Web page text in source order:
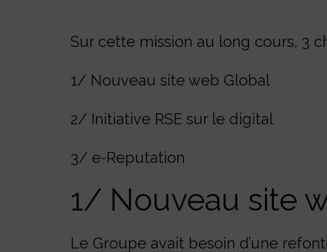
Sur cette mission au long cours, 3
1/ Nouveau site web Global
2/ Initiative RSE sur le digital
3/ e-Reputation
1/ Nouveau site
Le Groupe avait besoin d’une